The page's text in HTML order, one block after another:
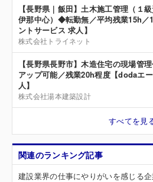
【長野県｜飯田】土木施工管理（１
伊那中心）◆転勤無／平均残業15h／
ントサービス 求人】
株式会社トライネット
【長野県長野市】木造住宅の現場管
アップ可能／残業20h程度【dodaエ
人】
株式会社湯本建築設計
すべてを見
関連のランキング記事
建設業界の仕事にやりがいを感じる